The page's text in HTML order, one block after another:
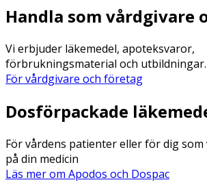
Handla som vårdgivare
Vi erbjuder läkemedel, apoteksvaror,
förbrukningsmaterial och utbildningar.
För vårdgivare och företag
Dosförpackade
För vårdens patienter eller för dig
på din medicin
Läs mer om Apodos och Dospac